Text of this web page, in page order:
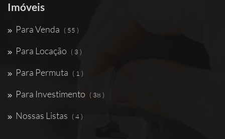
Imóveis
Para Venda ( 55 )
Para Locação ( 3 )
Para Permuta ( 1 )
Para Investimento ( 38 )
Nossas Listas ( 4 )